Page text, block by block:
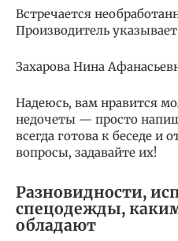
Встречается
Производитель
Захарова Нина
Надеюсь, вам нравится
недочеты — просто
всегда готова к беседе и
вопросы, задавайте их!
Разновидности,
спецодежды,
обладают